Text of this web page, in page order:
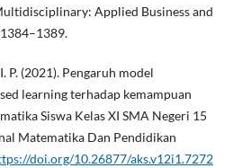
Applied Business and
P. (2021). Pengaruh model
learning terhadap kemampuan
Siswa Kelas XI SMA Negeri 15
Matematika Dan Pendidikan
doi.org/10.26877/aks.v12i1.7272